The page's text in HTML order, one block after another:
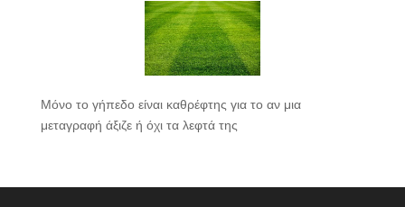
Μόνο το γήπεδο είναι καθρέφτης για το αν μια
μεταγραφή άξιζε ή όχι τα λεφτά της